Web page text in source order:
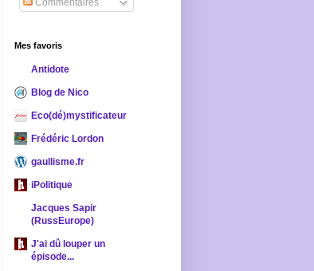
Commentaires
Mes favoris
Antidote
Blog de Nico
Eco(dé)mystificateur
Frédéric Lordon
gaullisme.fr
iPolitique
Jacques Sapir
(RussEurope)
J'ai dû louper un
épisode...